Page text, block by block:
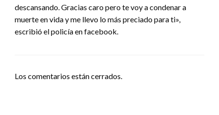
descansando. Gracias caro pero te voy a condenar a
muerte en vida y me llevo lo más preciado para ti»,
escribió el policía en facebook.
Los comentarios están cerrados.